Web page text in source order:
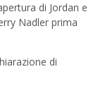
di Jordan e
Nadler prima
di